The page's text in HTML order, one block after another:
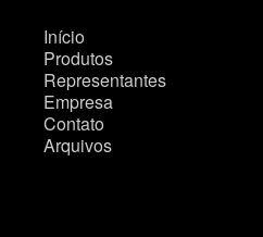
Início
Produtos
Representantes
Empresa
Contato
Arquivos